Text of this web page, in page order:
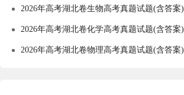
2026年高考湖北卷生物高考真题试题(含答案)
2026年高考湖北卷化学高考真题试题(含答案)
2026年高考湖北卷物理高考真题试题(含答案)